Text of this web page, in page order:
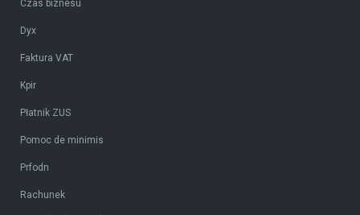
Czas biznesu
Dyx
Faktura VAT
Kpir
Płatnik ZUS
Pomoc de minimis
Prfodn
Rachunek